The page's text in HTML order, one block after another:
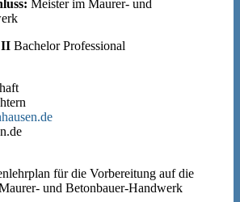
Meister im Maurer- und
II Bachelor Professional
für die Vorbereitung auf die
und Betonbauer-Handwerk